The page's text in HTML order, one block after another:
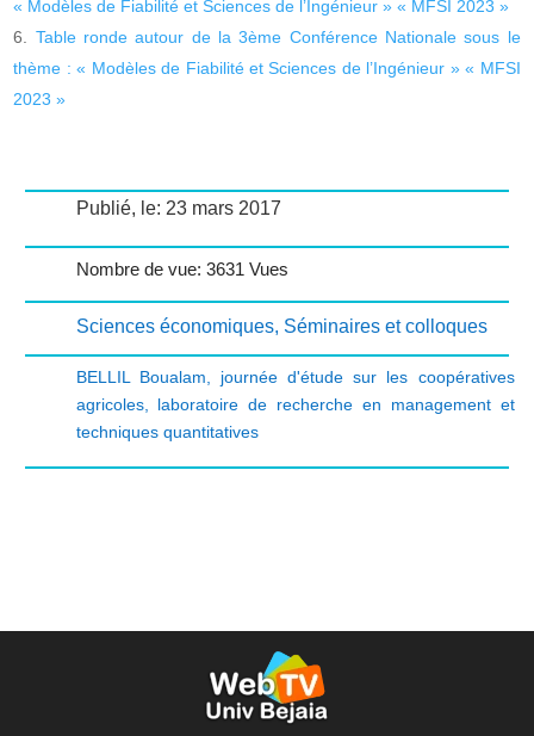
« Modèles de Fiabilité et Sciences de l’Ingénieur » « MFSI 2023 »
Table ronde autour de la 3ème Conférence Nationale sous le
thème : « Modèles de Fiabilité et Sciences de l’Ingénieur » « MFSI
2023 »
Publié, le: 23 mars 2017
Nombre de vue: 3631 Vues
Sciences économiques, Séminaires et colloques
BELLIL Boualam
journée d'étude sur les coopératives
agricoles, laboratoire de recherche en management et
techniques quantitatives